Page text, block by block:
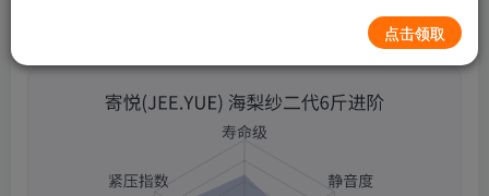
寄悦(JEE.YUE) 海梨纱二代6斤进阶点击领取